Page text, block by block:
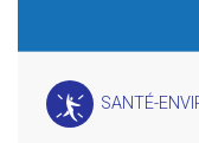
SANTÉ-